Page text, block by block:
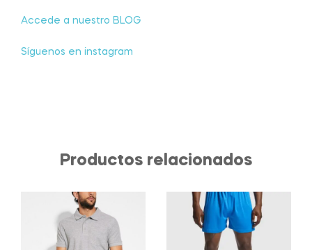
Accede a nuestro BLOG
Síguenos en instagram
Productos relacionados